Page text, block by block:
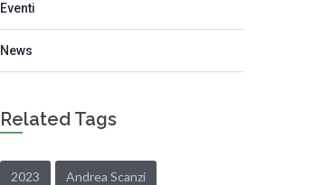
Eventi
News
Related Tags
2023 Andrea Scanzi